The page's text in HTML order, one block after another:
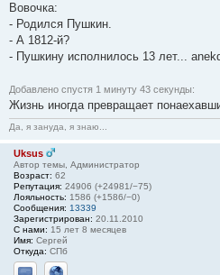
Вовочка:
- Родился Пушкин.
- А 1812-й?
- Пушкину исполнилось 13 лет...
Добавлено спустя 1 минуту 43 секунды:
Жизнь иногда превращает
Да, я зануда, я знаю...
Uksus
Автор темы, Администратор
Возраст: 62
Репутация: 24906 (+24981/−75)
Лояльность: 1586 (+1586/−0)
Сообщения: 13339
Зарегистрирован: 20.11.2010
С нами: 15 лет 8 месяцев
Имя: Сергей
Откуда: СПб